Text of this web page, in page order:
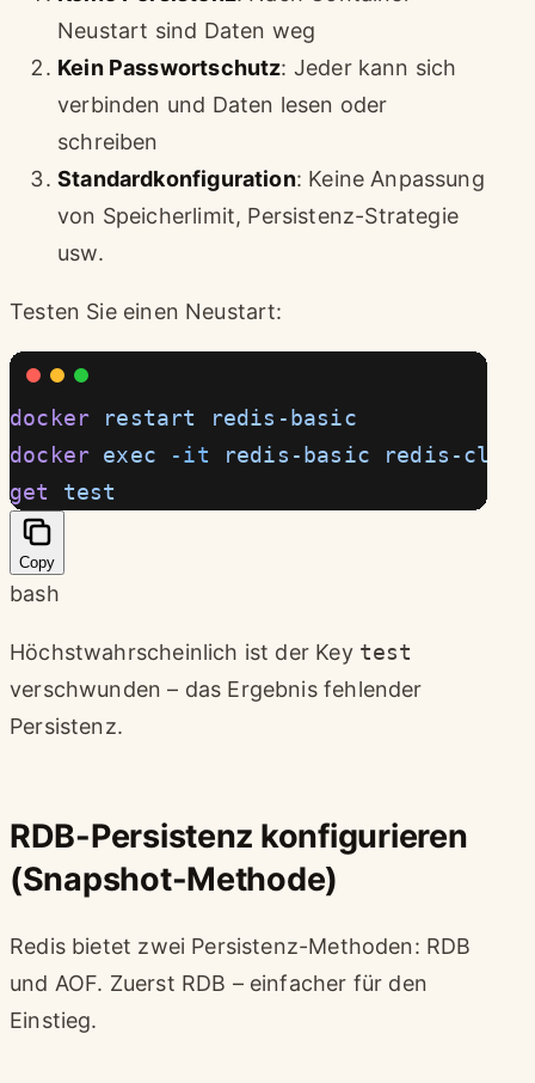
Neustart sind Daten weg
Kein Passwortschutz: Jeder kann sich
verbinden und Daten lesen oder
schreiben
Standardkonfiguration: Keine Anpassung
von Speicherlimit, Persistenz-Strategie
usw.
Testen Sie einen Neustart:
docker restart
redis-basic
docker exec -it redis-basic redis-cli
get
test
Copy
bash
Höchstwahrscheinlich ist der Key test
verschwunden – das Ergebnis fehlender
Persistenz.
RDB-Persistenz konfigurieren
(Snapshot-Methode)
Redis bietet zwei Persistenz-Methoden: RDB
und AOF. Zuerst RDB – einfacher für den
Einstieg.